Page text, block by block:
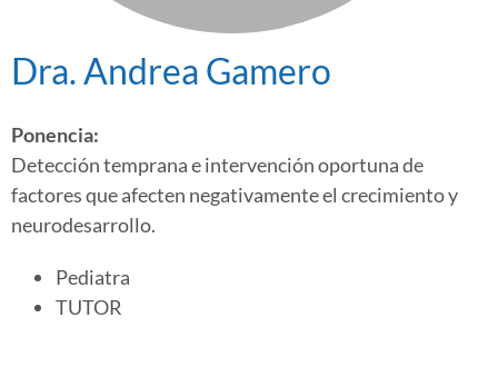
Dra. Andrea Gamero
Ponencia:
Detección temprana e intervención oportuna de
factores que afecten negativamente el crecimiento y
neurodesarrollo.
Pediatra
TUTOR